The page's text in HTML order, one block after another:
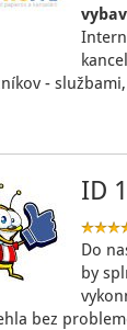
-
ID
Do
by
bez